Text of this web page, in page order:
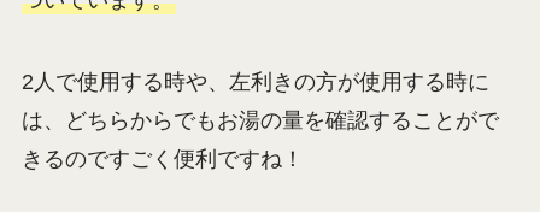
2人で使用する時や、左利きの方が使用する時に
は、どちらからでもお湯の量を確認することがで
きるのですごく便利ですね！